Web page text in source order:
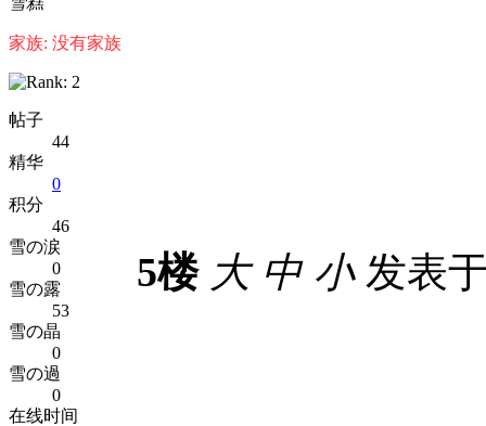
家族: 没有家族
帖子
44
精华
0
积分
46
雪の涙
0
雪の露
53
雪の晶
0
雪の過
0
在线时间
5楼 大 中 小发表